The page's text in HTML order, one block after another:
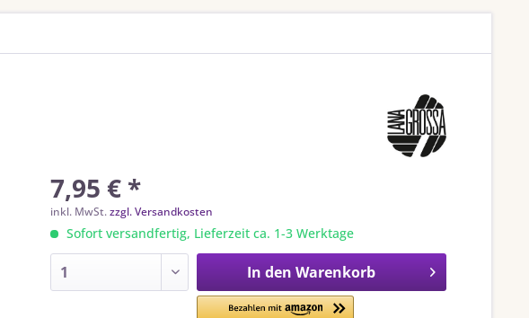
7,95 € *
inkl. MwSt.zzgl. Versandkosten
Sofort versandfertig, Lieferzeit ca. 1-3 Werktage
In den Warenkorb